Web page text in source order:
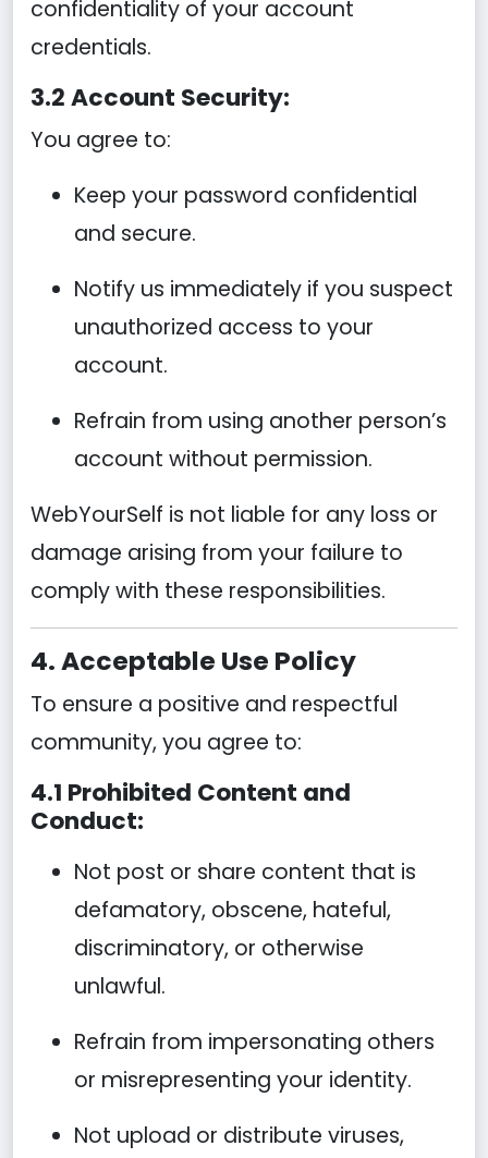
confidentiality of your account
credentials.
3.2 Account Security:
You agree to:
Keep your password confidential
and secure.
Notify us immediately if you suspect
unauthorized access to your
account.
Refrain from using another person’s
account without permission.
WebYourSelf is not liable for any loss or
damage arising from your failure to
comply with these responsibilities.
4. Acceptable Use Policy
To ensure a positive and respectful
community, you agree to:
4.1 Prohibited Content and
Conduct:
Not post or share content that is
defamatory, obscene, hateful,
discriminatory, or otherwise
unlawful.
Refrain from impersonating others
or misrepresenting your identity.
Not upload or distribute viruses,